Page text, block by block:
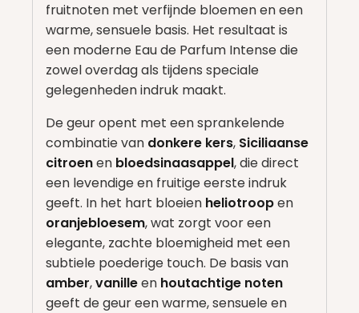
fruitnoten met verfijnde bloemen en een
warme, sensuele basis. Het resultaat is
een moderne Eau de Parfum Intense die
zowel overdag als tijdens speciale
gelegenheden indruk maakt.
De geur opent met een sprankelende
combinatie van donkere kers, Siciliaanse
citroenen bloedsinaasappel, die direct
een levendige en fruitige eerste indruk
geeft. In het hart bloeien heliotroopen
oranjebloesem, wat zorgt voor een
elegante, zachte bloemigheid met een
subtiele poederige touch. De basis van
amber,vanilleen houtachtige noten
geeft de geur een warme, sensuele en